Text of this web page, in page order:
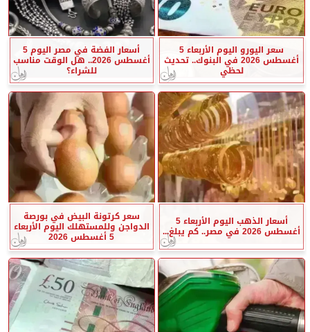
سعر اليورو اليوم الأربعاء 5
أغسطس 2026 في البنوك.. تحديث
لحظي
أسعار الفضة في مصر اليوم 5
أغسطس 2026.. هل الوقت مناسب
للشراء؟
أسعار الذهب اليوم الأربعاء 5
أغسطس 2026 في مصر.. كم يبلغ...
سعر كرتونة البيض في بورصة
الدواجن وللمستهلك اليوم الأربعاء
5 أغسطس 2026